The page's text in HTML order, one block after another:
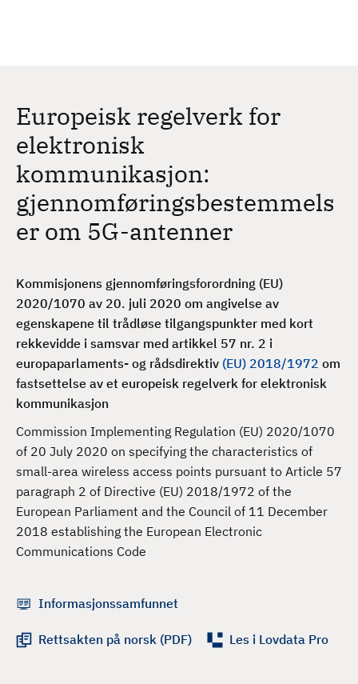
Europeisk regelverk for
elektronisk
kommunikasjon:
gjennomføringsbestemmels
er om 5G-antenner
Kommisjonens gjennomføringsforordning (EU)
2020/1070 av 20. juli 2020 om angivelse av
egenskapene til trådløse tilgangspunkter med kort
rekkevidde i samsvar med artikkel 57 nr. 2 i
europaparlaments- og rådsdirektiv (EU) 2018/1972 om
fastsettelse av et europeisk regelverk for elektronisk
kommunikasjon
Commission Implementing Regulation (EU) 2020/1070
of 20 July 2020 on specifying the characteristics of
small-area wireless access points pursuant to Article 57
paragraph 2 of Directive (EU) 2018/1972 of the
European Parliament and the Council of 11 December
2018 establishing the European Electronic
Communications Code
Informasjonssamfunnet
Rettsakten på norsk (PDF) Les i Lovdata Pro